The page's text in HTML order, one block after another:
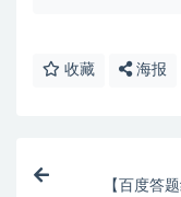
收藏 海报
【百度答